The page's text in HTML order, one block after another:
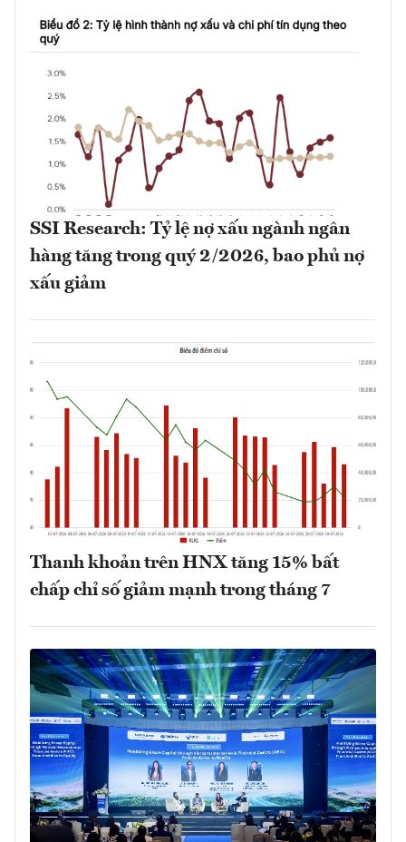
SSI Research: Tỷ lệ nợ xấu ngành ngân
hàng tăng trong quý 2/2026, bao phủ nợ
xấu giảm
Thanh khoản trên HNX tăng 15% bất
chấp chỉ số giảm mạnh trong tháng 7